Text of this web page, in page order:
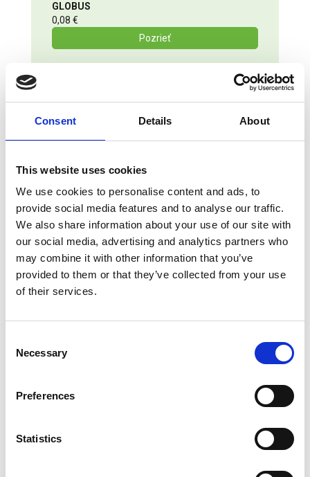
Consent Details About
This website uses cookies
We use cookies to personalise content and ads, to
provide social media features and to analyse our traffic.
We also share information about your use of our site with
our social media, advertising and analytics partners who
may combine it with other information that you’ve
provided to them or that they’ve collected from your use
of their services.
Selection
Necessary
Preferences
Statistics
GLOBUS
0,08 €
Pozrieť
MOHLO BY VÁS ZAUJÍMAŤ
Cukor trst.van.stru.8g Dr.Oetker